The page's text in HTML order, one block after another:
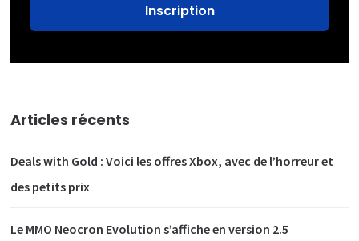
Articles récents
Deals with Gold : Voici les offres Xbox, avec de l’horreur et
des petits prix
Le MMO Neocron Evolution s’affiche en version 2.5